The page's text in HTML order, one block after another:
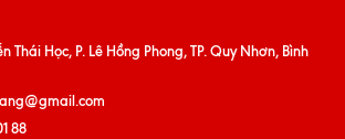
Thái Học, P. Lê Hồng Phong, TP. Quy Nhơn, Bình
88